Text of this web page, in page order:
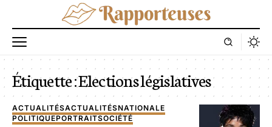
Étiquette :Elections législatives
ACTUALITÉSACTUALITÉSNATIONALE
POLITIQUEPORTRAITSOCIÉTÉ